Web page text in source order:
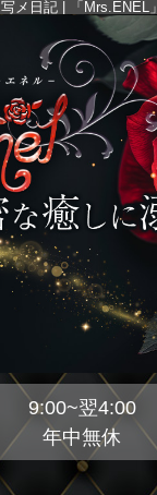
写メ日記 | 「Mrs.ENEL」
9:00~翌4:00
年中無休